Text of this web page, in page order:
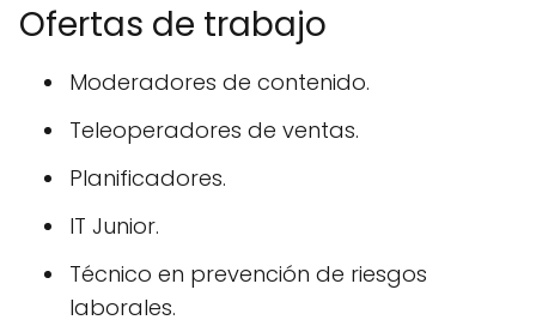
Ofertas de trabajo
Moderadores de contenido.
Teleoperadores de ventas.
Planificadores.
IT Junior.
Técnico en prevención de riesgos
laborales.